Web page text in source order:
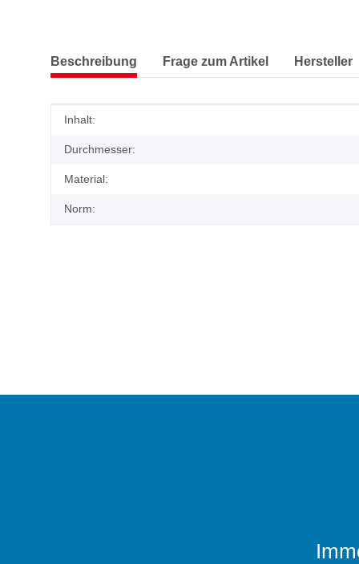
Beschreibung Frage zum Artikel Hersteller
Produkteigenschaft
Wert
Inhalt:
Durchmesser:
Material:
Norm: